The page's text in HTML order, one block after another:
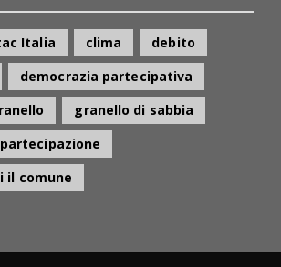
Italia clima
debito
democrazia partecipativa
granello di sabbia
partecipazione
il comune